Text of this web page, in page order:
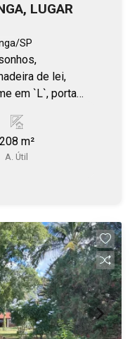
SP
de lei,
em `L`, porta
artesiano,
com prainha.
pela Aguiar.
208 m²
A. Útil